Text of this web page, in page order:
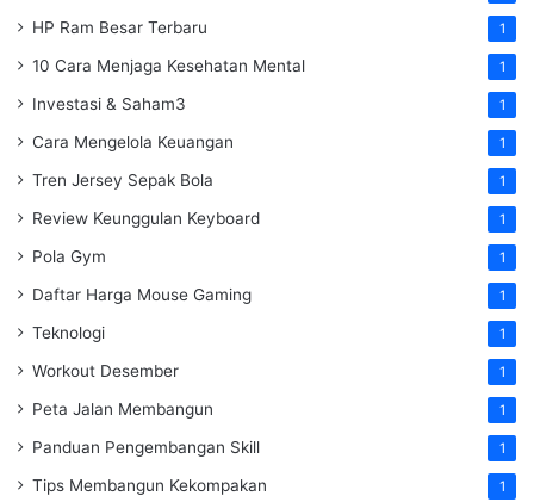
HP Ram Besar Terbaru 1
10 Cara Menjaga Kesehatan Mental 1
Investasi & Saham3 1
Cara Mengelola Keuangan 1
Tren Jersey Sepak Bola 1
Review Keunggulan Keyboard 1
Pola Gym 1
Daftar Harga Mouse Gaming 1
Teknologi 1
Workout Desember 1
Peta Jalan Membangun 1
Panduan Pengembangan Skill 1
Tips Membangun Kekompakan 1